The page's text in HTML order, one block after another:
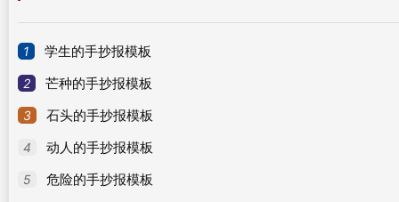
1 学生的手抄报模板
2 芒种的手抄报模板
3 石头的手抄报模板
4 动人的手抄报模板
5 危险的手抄报模板